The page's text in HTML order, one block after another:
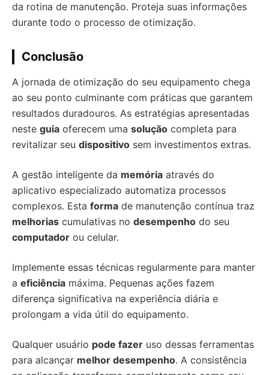
da rotina de manutenção. Proteja suas informações
durante todo o processo de otimização.
Conclusão
A jornada de otimização do seu equipamento chega
ao seu ponto culminante com práticas que garantem
resultados duradouros. As estratégias apresentadas
neste guia oferecem uma solução completa para
revitalizar seu dispositivo sem investimentos extras.
A gestão inteligente da memória através do
aplicativo especializado automatiza processos
complexos. Esta forma de manutenção contínua traz
melhorias cumulativas no desempenho do seu
computador ou celular.
Implemente essas técnicas regularmente para manter
a eficiência máxima. Pequenas ações fazem
diferença significativa na experiência diária e
prolongam a vida útil do equipamento.
Qualquer usuário pode fazer uso dessas ferramentas
para alcançar melhor desempenho. A consistência